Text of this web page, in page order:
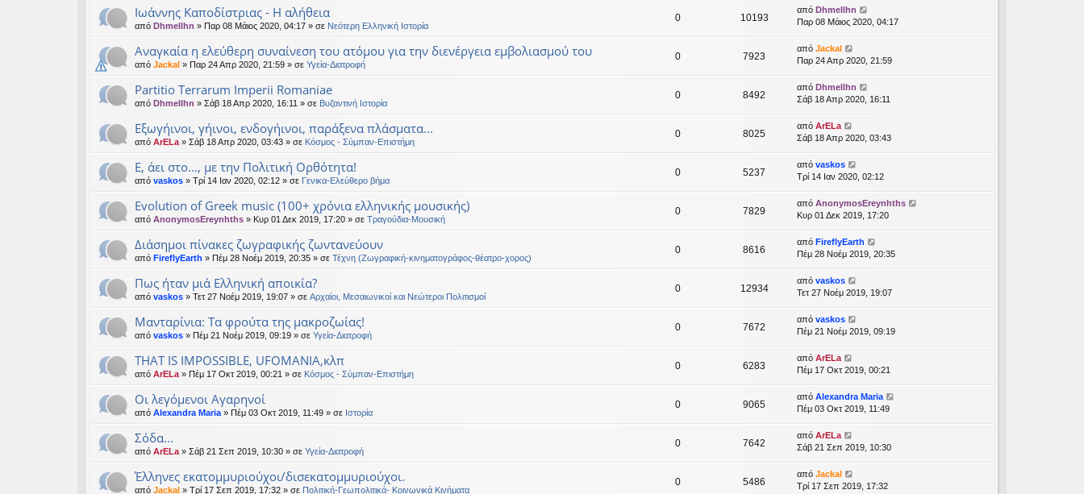
Ιωάννης Καποδίστριας - Η αλήθεια
από Dhmellhn » Παρ 08 Μάιος 2020, 04:17 » σε Νεότερη Ελληνική Ιστορία
0 10193
από Dhmellhn
Παρ 08 Μάιος 2020, 04:17
Αναγκαία η ελεύθερη συναίνεση του ατόμου για την διενέργεια εμβολιασμού του
από Jackal » Παρ 24 Απρ 2020, 21:59 » σε Υγεία-Διατροφή
0 7923
από Jackal
Παρ 24 Απρ 2020, 21:59
Partitio Terrarum Imperii Romaniae
από Dhmellhn » Σάβ 18 Απρ 2020, 16:11 » σε Βυζαντινή Ιστορία
0 8492
από Dhmellhn
Σάβ 18 Απρ 2020, 16:11
Εξωγήινοι, γήινοι, ενδογήινοι, παράξενα πλάσματα...
από ArELa» Σάβ 18 Απρ 2020, 03:43 » σε Κόσμος - Σύμπαν-Επιστήμη
0 8025
από ArELa
Σάβ 18 Απρ 2020, 03:43
Ε, άει στο..., με την Πολιτική Ορθότητα!
από vaskos » Τρί 14 Ιαν 2020, 02:12 » σε Γενικα-Ελεύθερο βήμα
0 5237
από vaskos
Τρί 14 Ιαν 2020, 02:12
Evolution of Greek music (100+ χρόνια ελληνικής μουσικής)
από AnonymosEreynhths » Κυρ 01 Δεκ 2019, 17:20 » σε Τραγούδια-Μουσική
0 7829
από AnonymosEreynhths
Κυρ 01 Δεκ 2019, 17:20
Διάσημοι πίνακες ζωγραφικής ζωντανεύουν
από FireflyEarth » Πέμ 28 Νοέμ 2019, 20:35 » σε Τέχνη (Ζωγραφική-κινηματογράφος-θέατρο-χορος)
0 8616
από FireflyEarth
Πέμ 28 Νοέμ 2019, 20:35
Πως ήταν μιά Ελληνική αποικία?
από vaskos » Τετ 27 Νοέμ 2019, 19:07 » σε Αρχαίοι, Μεσαιωνικοί και Νεώτεροι Πολιτισμοί
0 12934
από vaskos
Τετ 27 Νοέμ 2019, 19:07
Μανταρίνια: Τα φρούτα της μακροζωίας!
από vaskos » Πέμ 21 Νοέμ 2019, 09:19 » σε Υγεία-Διατροφή
0 7672
από vaskos
Πέμ 21 Νοέμ 2019, 09:19
THAT IS IMPOSSIBLE, UFOMANIA,κλπ
από ArELa» Πέμ 17 Οκτ 2019, 00:21 » σε Κόσμος - Σύμπαν-Επιστήμη
0 6283
από ArELa
Πέμ 17 Οκτ 2019, 00:21
Οι λεγόμενοι Αγαρηνοί
από Alexandra Maria» Πέμ 03 Οκτ 2019, 11:49 » σε Ιστορία
0 9065
από Alexandra Maria
Πέμ 03 Οκτ 2019, 11:49
Σόδα...
από ArELa» Σάβ 21 Σεπ 2019, 10:30 » σε Υγεία-Διατροφή
0 7642
από ArELa
Σάβ 21 Σεπ 2019, 10:30
Έλληνες εκατομμυριούχοι/δισεκατομμυριούχοι.
από Jackal » Τρί 17 Σεπ 2019, 17:32 » σε Πολιτική-Γεωπολιτικά- Κοινωνικά Κινήματα
0 5486
από Jackal
Τρί 17 Σεπ 2019, 17:32